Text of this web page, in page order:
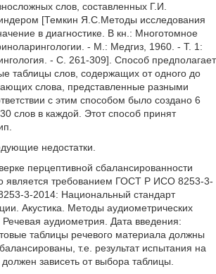
слов, составленных Г.И.
[Темкин Я.С.Методы исследования
в диагностике. В кн.: Многотомное
- М.: Медгиз, 1960. - Т. 1:
- С. 261-309]. Способ предполагает
таблицы слов, содержащих от одного до
слова, представленные разными
с этим способом было создано 6
слов в каждой. Этот способ принят
недостатки.
перцептивной сбалансированности
является требованием ГОСТ Р ИСО 8253-3-
3-2014: Национальный стандарт
Акустика. Методы аудиометрических
аудиометрия. Дата введения:
таблицы речевого материала должны
т.е. результат испытания на
зависеть от выбора таблицы.